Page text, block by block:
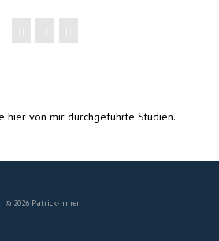
hier von mir durchgeführte Studien.
© 2026 Patrick-Irmer